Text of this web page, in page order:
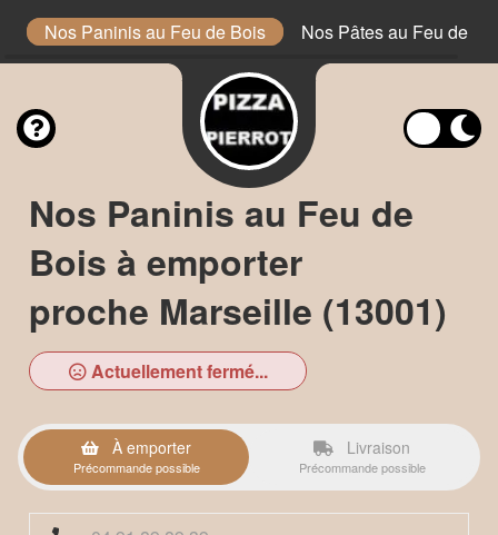
Nos Paninis au Feu de Bois Nos Pâtes au Feu de
Nos Paninis au Feu de
Bois à emporter
proche Marseille (13001)
Actuellement fermé...
À emporter
Précommande possible
Livraison
Précommande possible